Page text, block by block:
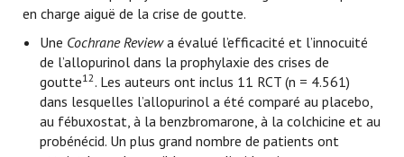
en charge aiguë de la crise de goutte.
Une Cochrane Reviewa évalué l’efficacité et l’innocuité
de l’allopurinol dans la prophylaxie des crises de
goutte12. Les auteurs ont inclus 11 RCT (n = 4.561)
dans lesquelles l’allopurinol a été comparé au placebo,
au fébuxostat, à la benzbromarone, à la colchicine et au
probénécid. Un plus grand nombre de patients ont